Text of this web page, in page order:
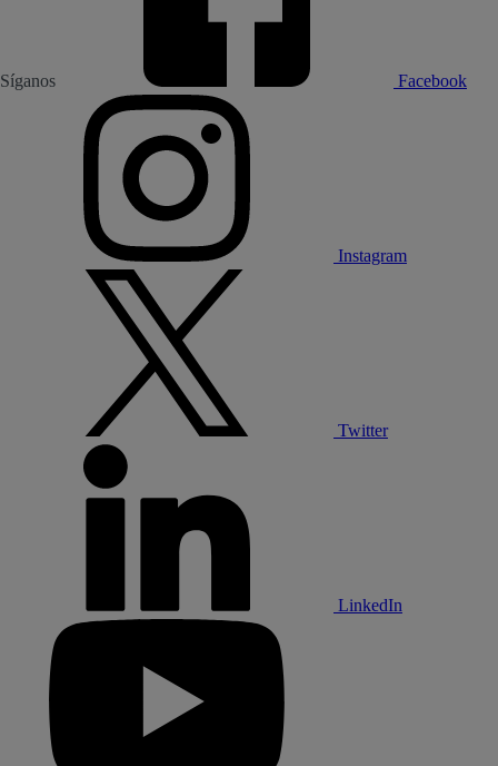
Síganos Facebook
Instagram
Twitter
LinkedIn